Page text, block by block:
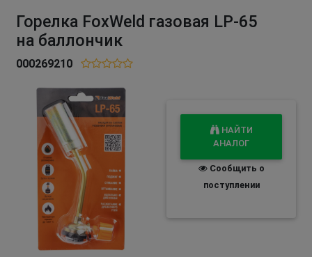
Горелка FoxWeld газовая LP-65
на баллончик
000269210
НАЙТИ
АНАЛОГ
Сообщить о
поступлении